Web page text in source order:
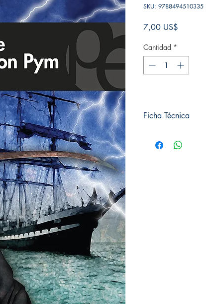
SKU: 9788494510335
7,00 US$
Cantidad *
Ficha Técnica
Editorial: Pluton